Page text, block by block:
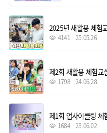
2025년 새활용 체험
4141 25.05.26
제2회 새활용 체험교
1798 24.06.28
제1회 업사이클링 체
1684 23.06.02